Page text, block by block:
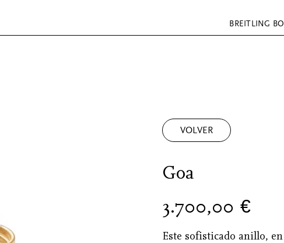
BREITLING
VOLVER
Goa
3.700,00 €
Este sofisticado anillo,